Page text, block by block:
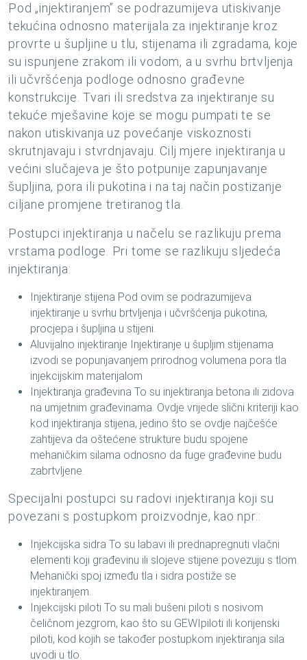
Pod „injektiranjem” se podrazumijeva utiskivanje
tekućina odnosno materijala za injektiranje kroz
provrte u šupljine u tlu, stijenama ili zgradama, koje
su ispunjene zrakom ili vodom, a u svrhu brtvljenja
ili učvršćenja podloge odnosno građevne
konstrukcije. Tvari ili sredstva za injektiranje su
tekuće mješavine koje se mogu pumpati te se
nakon utiskivanja uz povećanje viskoznosti
skrutnjavaju i stvrdnjavaju. Cilj mjere injektiranja u
većini slučajeva je što potpunije zapunjavanje
šupljina, pora ili pukotina i na taj način postizanje
ciljane promjene tretiranog tla.
Postupci injektiranja u načelu se razlikuju prema
vrstama podloge. Pri tome se razlikuju sljedeća
injektiranja:
Injektiranje stijena Pod ovim se podrazumijeva
injektiranje u svrhu brtvljenja i učvršćenja pukotina,
procjepa i šupljina u stijeni.
Aluvijalno injektiranje Injektiranje u šupljim stijenama
izvodi se popunjavanjem prirodnog volumena pora tla
injekcijskim materijalom
Injektiranja građevina To su injektiranja betona ili zidova
na umjetnim građevinama. Ovdje vrijede slični kriteriji kao
kod injektiranja stijena, jedino što se ovdje najčešće
zahtijeva da oštećene strukture budu spojene
mehaničkim silama odnosno da fuge građevine budu
zabrtvljene.
Specijalni postupci su radovi injektiranja koji su
povezani s postupkom proizvodnje, kao npr.:
Injekcijska sidra To su labavi ili prednapregnuti vlačni
elementi koji građevinu ili slojeve stijene povezuju s tlom.
Mehanički spoj između tla i sidra postiže se
injektiranjem.
Injekcijski piloti To su mali bušeni piloti s nosivom
čeličnom jezgrom, kao što su GEWIpiloti ili korijenski
piloti, kod kojih se također postupkom injektiranja sila
uvodi u tlo.